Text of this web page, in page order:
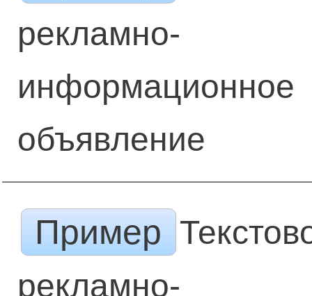
рекламно-
информационное
объявление
Пример
рекламно-